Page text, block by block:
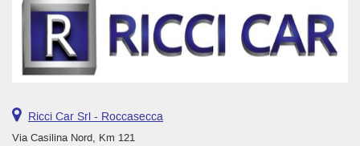
Ricci Car Srl - Roccasecca
Via Casilina Nord, Km 121